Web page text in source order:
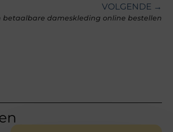
VOLGENDE →
betaalbare dameskleding online bestellen